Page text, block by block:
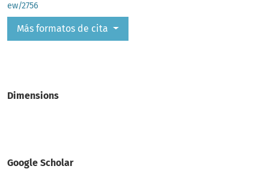
ew/2756
Más formatos de cita
Dimensions
Google Scholar